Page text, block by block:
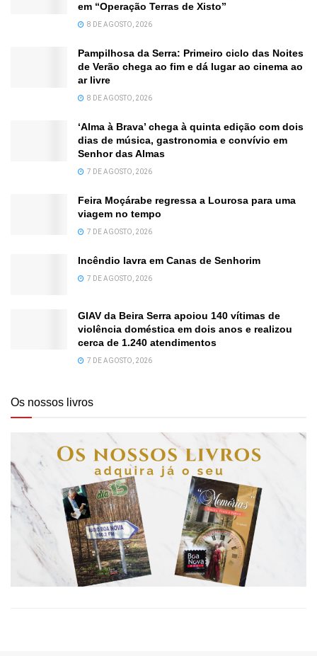
em “Operação Terras de Xisto”
8 DE AGOSTO, 2026
Pampilhosa da Serra: Primeiro ciclo das Noites
de Verão chega ao fim e dá lugar ao cinema ao
ar livre
8 DE AGOSTO, 2026
‘Alma à Brava’ chega à quinta edição com dois
dias de música, gastronomia e convívio em
Senhor das Almas
7 DE AGOSTO, 2026
Feira Moçárabe regressa a Lourosa para uma
viagem no tempo
7 DE AGOSTO, 2026
Incêndio lavra em Canas de Senhorim
7 DE AGOSTO, 2026
GIAV da Beira Serra apoiou 140 vítimas de
violência doméstica em dois anos e realizou
cerca de 1.240 atendimentos
7 DE AGOSTO, 2026
Os nossos livros